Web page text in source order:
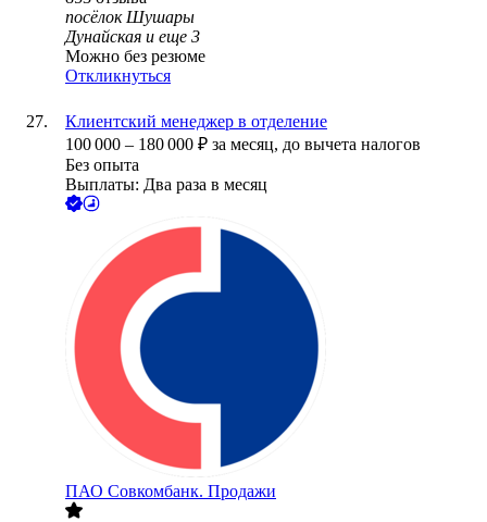
посёлок Шушары
Дунайская и еще 3
Можно без резюме
Откликнуться
Клиентский менеджер в отделение
100 000 – 180 000 ₽ за месяц, до вычета налогов
Без опыта
Выплаты: Два раза в месяц
ПАО Совкомбанк. Продажи